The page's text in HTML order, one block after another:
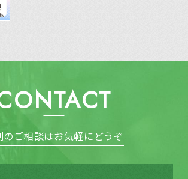
のご相談はお気軽にどうぞ